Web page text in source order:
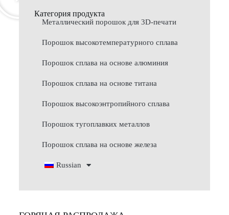
Категория продукта
Металлический порошок для 3D-печати
Порошок высокотемпературного сплава
Порошок сплава на основе алюминия
Порошок сплава на основе титана
Порошок высокоэнтропийного сплава
Порошок тугоплавких металлов
Порошок сплава на основе железа
Russian